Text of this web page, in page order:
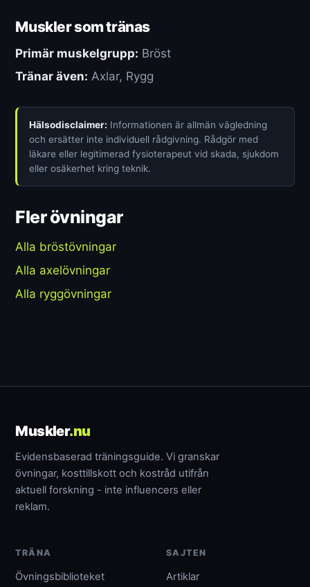
Muskler som tränas
Primär muskelgrupp: Bröst
Tränar även: Axlar, Rygg
Hälsodisclaimer: Informationen är allmän vägledning
och ersätter inte individuell rådgivning. Rådgör med
läkare eller legitimerad fysioterapeut vid skada, sjukdom
eller osäkerhet kring teknik.
Fler övningar
Alla bröstövningar
Alla axelövningar
Alla ryggövningar
Muskler.nu
Evidensbaserad träningsguide. Vi granskar
övningar, kosttillskott och kostråd utifrån
aktuell forskning - inte influencers eller
reklam.
TRÄNA
Övningsbiblioteket
SAJTEN
Artiklar